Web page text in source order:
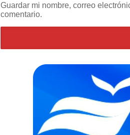
Guardar mi nombre, correo
comentario.